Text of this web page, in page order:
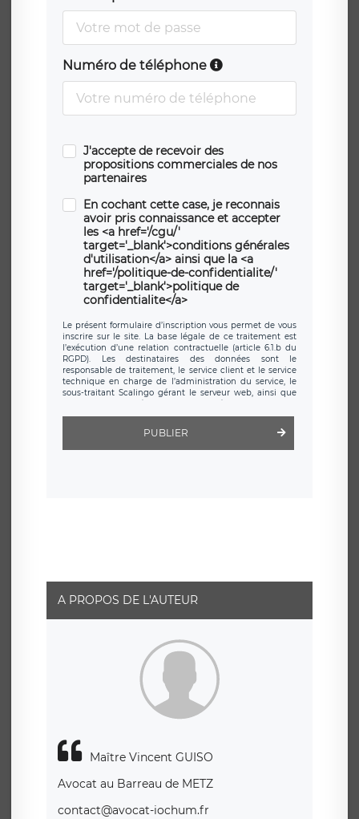
Numéro de téléphone
J'accepte de recevoir des
propositions commerciales de nos
partenaires
En cochant cette case, je reconnais
avoir pris connaissance et accepter
les <a href='/cgu/'
target='_blank'>conditions générales
d'utilisation</a> ainsi que la <a
href='/politique-de-confidentialite/'
target='_blank'>politique de
confidentialite</a>
Le présent formulaire d’inscription vous permet de vous
inscrire sur le site. La base légale de ce traitement est
l’exécution d’une relation contractuelle (article 6.1.b du
RGPD). Les destinataires des données sont le
responsable de traitement, le service client et le service
technique en charge de l’administration du service, le
sous-traitant Scalingo gérant le serveur web, ainsi que
toute personne légalement autorisée. Le formulaire
d’inscription est hébergé sur un serveur hébergé par
protection conformes au RGPD
. Les données collectées
sont conservées jusqu’à ce que l’Internaute en sollicite la
rue Léopold Sédar Senghor, joignable à l’adresse mail :
responsabledetraitement@legavox.fr. Vous avez
également le droit d’introduire une réclamation auprès
PUBLIER
A PROPOS DE L'AUTEUR
Maître Vincent GUISO
Avocat au Barreau de METZ
contact@avocat-iochum.fr